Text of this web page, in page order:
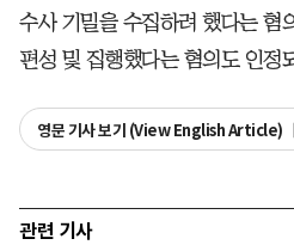
수사 기밀을 수집하려 했다는 혐
편성 및 집행했다는 혐의도 인정
영문 기사 보기 (View English Article)
관련 기사